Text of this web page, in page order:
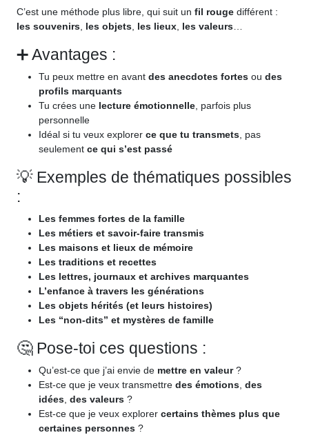
C’est une méthode plus libre, qui suit un fil rouge différent :
les souvenirs les objets les lieux les valeurs
➕ Avantages :
Tu peux mettre en avant des anecdotes fortes ou des
profils marquants
Tu crées une lecture émotionnelle , parfois plus
personnelle
Idéal si tu veux explorer ce que tu transmets , pas
seulement ce qui s’est passé
💡 Exemples de thématiques possibles
:
Les femmes fortes de la famille
Les métiers et savoir-faire transmis
Les maisons et lieux de mémoire
Les traditions et recettes
Les lettres, journaux et archives marquantes
L’enfance à travers les générations
Les objets hérités (et leurs histoires)
Les “non-dits” et mystères de famille
🤔 Pose-toi ces questions :
Qu’est-ce que j’ai envie de mettre en valeur?
Est-ce que je veux transmettre des émotions des
idées des valeurs ?
Est-ce que je veux explorer certains thèmes plus que
certaines personnes ?